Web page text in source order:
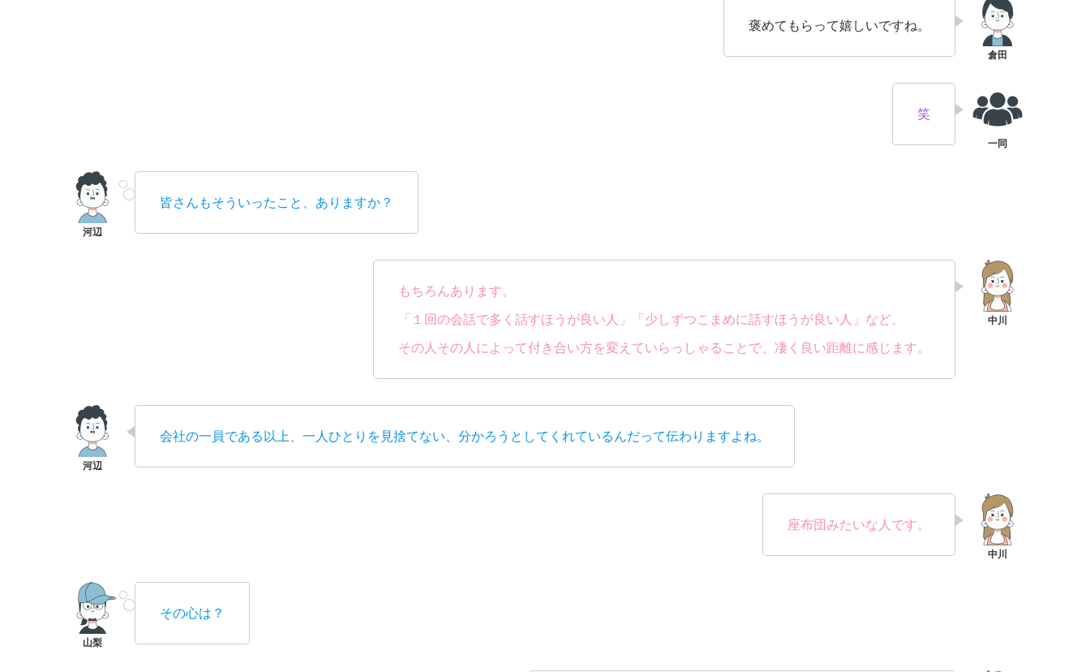
褒めてもらって嬉しいですね。
笑
皆さんもそういったこと、ありますか？
もちろんあります。
「１回の会話で多く話すほうが良い人」「少しずつこまめに話すほうが良い人」など、
その人その人によって付き合い方を変えていらっしゃることで、凄く良い距離に感じます。
会社の一員である以上、一人ひとりを見捨てない、分かろうとしてくれているんだって伝わりますよね。
座布団みたいな人です。
その心は？